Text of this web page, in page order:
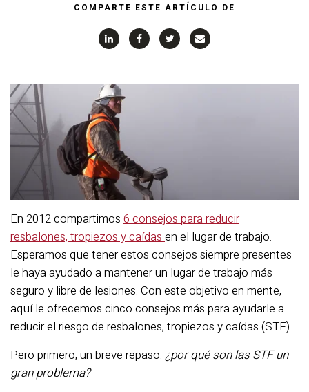
COMPARTE ESTE ARTÍCULO DE
En 2012 compartimos 6 consejos para reducir
resbalones, tropiezos y caídasen el lugar de trabajo.
Esperamos que tener estos consejos siempre presentes
le haya ayudado a mantener un lugar de trabajo más
seguro y libre de lesiones. Con este objetivo en mente,
aquí le ofrecemos cinco consejos más para ayudarle a
reducir el riesgo de resbalones, tropiezos y caídas (STF).
Pero primero, un breve repaso: ¿por qué son las STF un
gran problema?